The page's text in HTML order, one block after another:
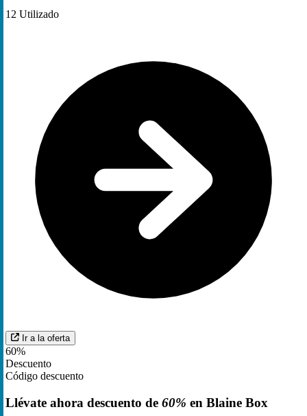
12 Utilizado
Ir a la oferta
60%
Descuento
Código descuento
Llévate ahora descuento de 60% en Blaine Box